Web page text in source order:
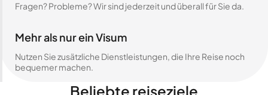
Fragen? Probleme? Wir sind jederzeit und überall für Sie da.
Mehr als nur ein Visum
Nutzen Sie zusätzliche Dienstleistungen, die Ihre Reise noch
bequemer machen.
Beliebte reiseziele